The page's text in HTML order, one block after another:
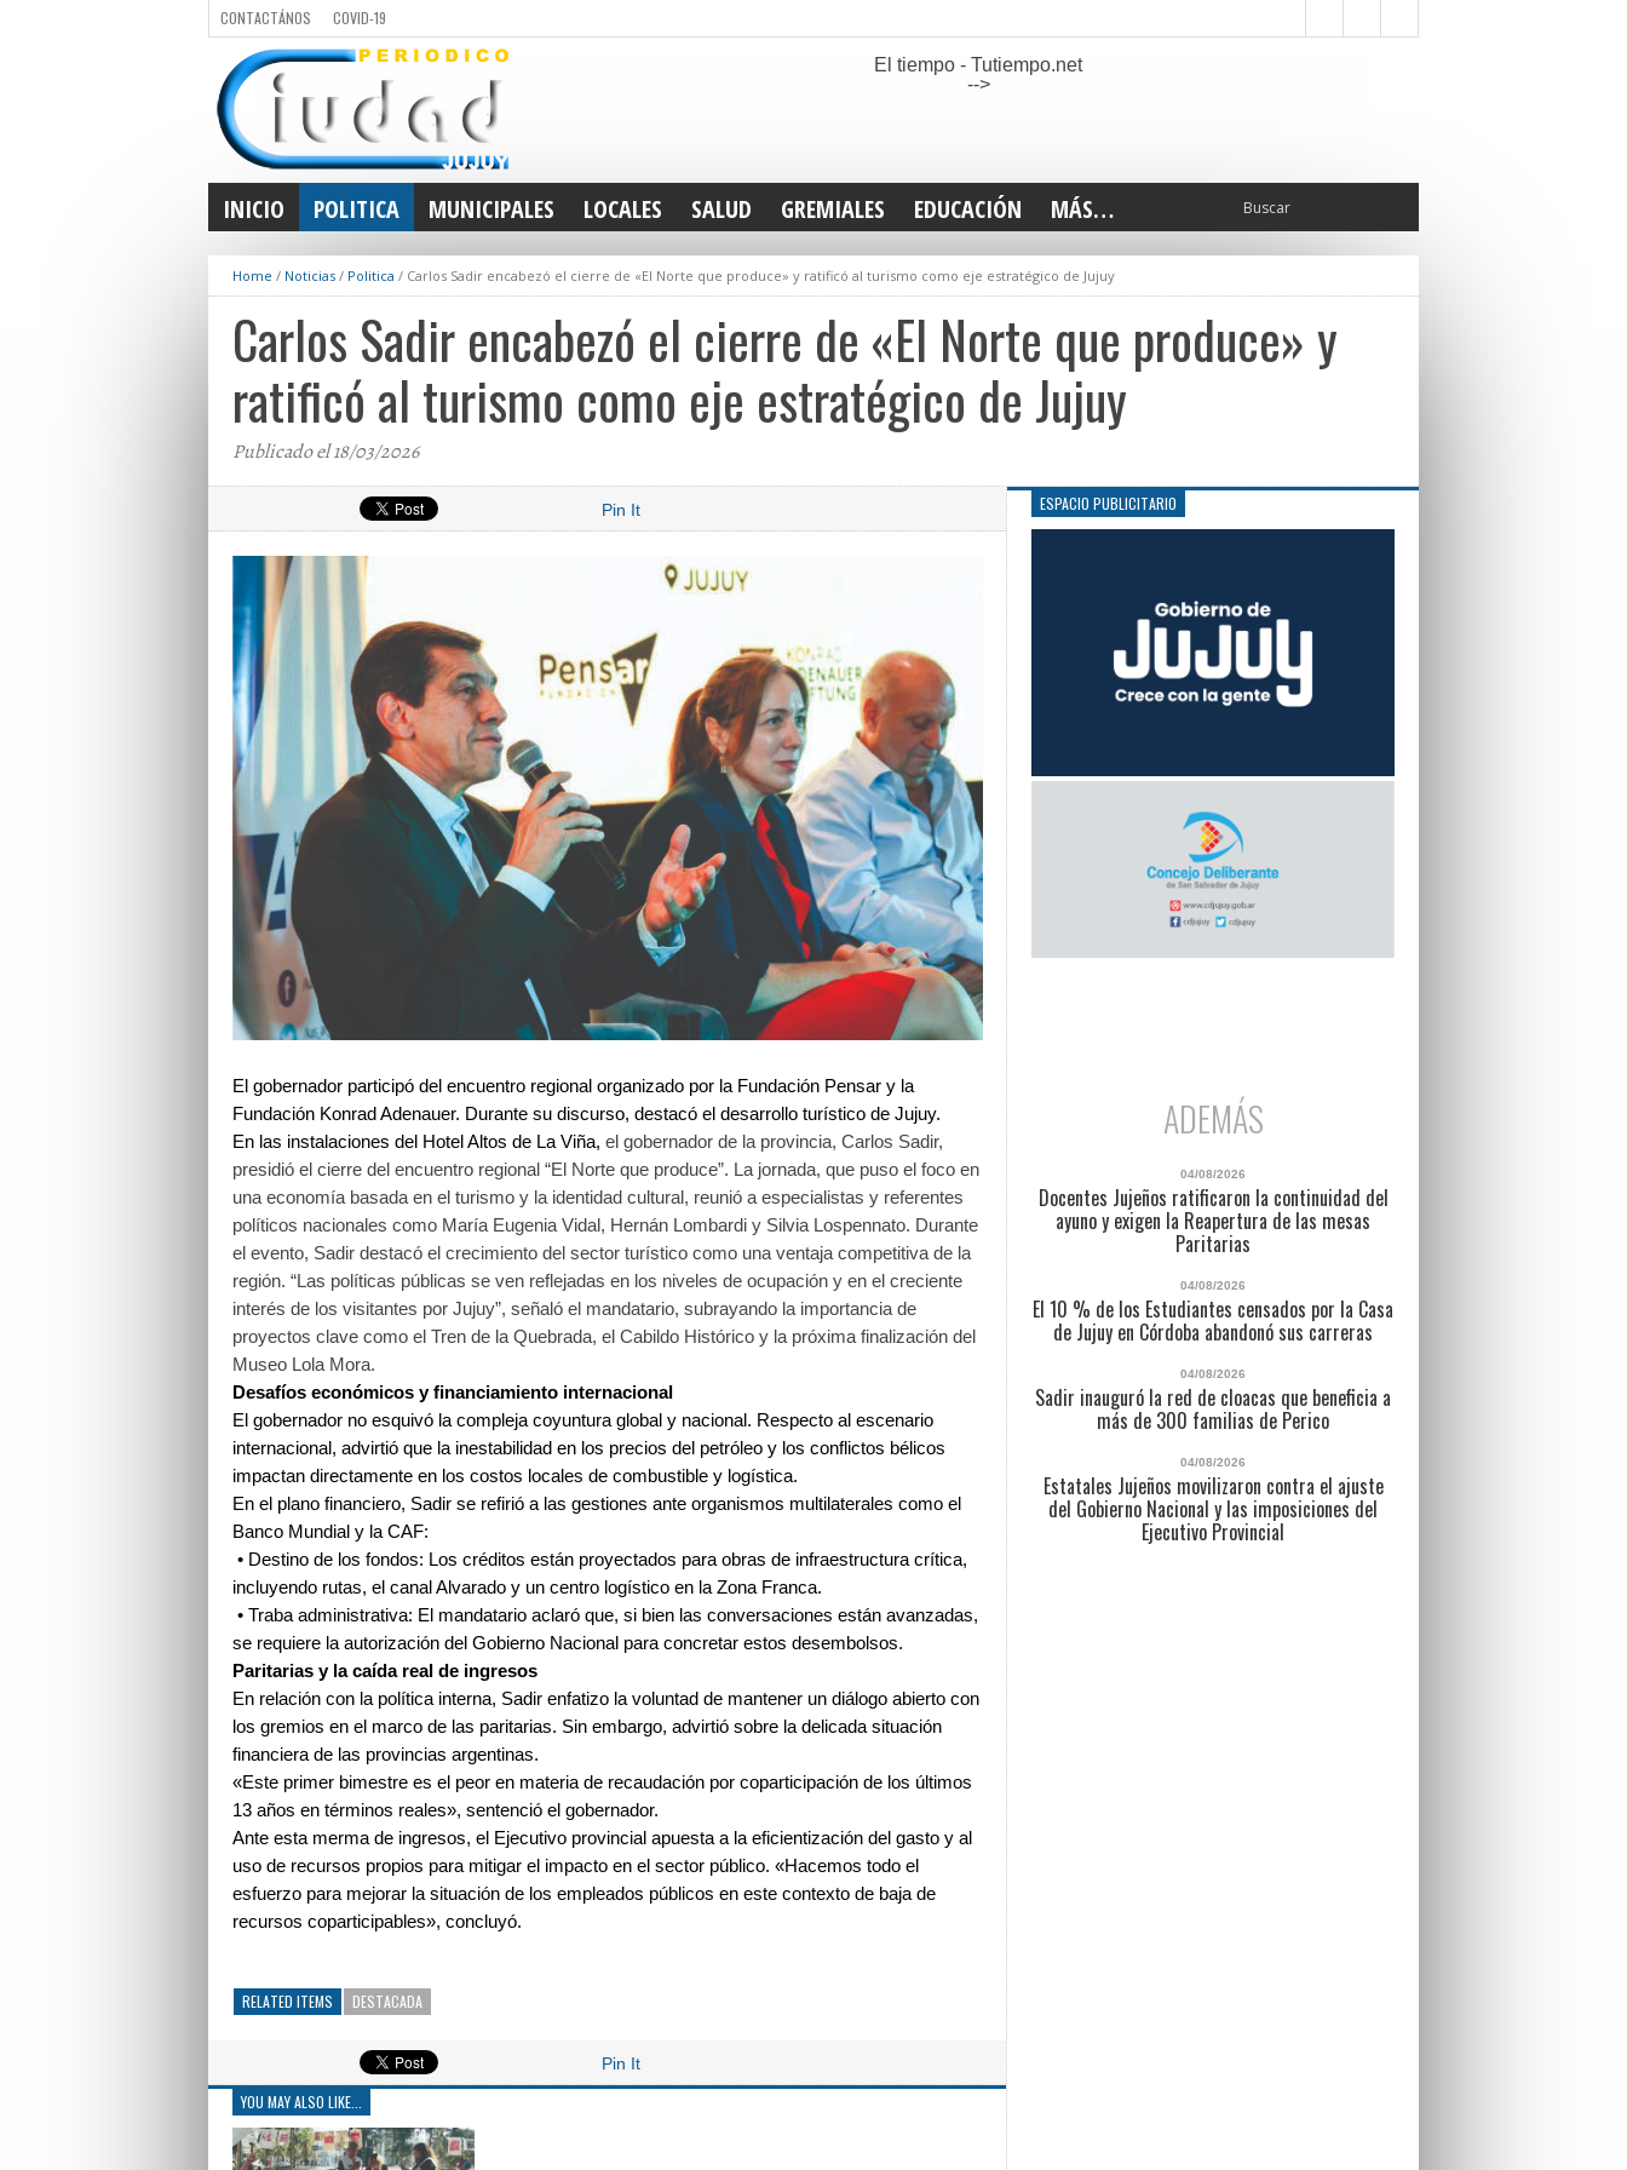
CONTACTÁNOS COVID-19
El tiempo - Tutiempo.net
-->
INICIO POLITICA MUNICIPALES LOCALES SALUD GREMIALES EDUCACIÓN MÁS…
INTERIOR
DEPORTES
ELECCIONES 2025
LEGISLATIVO
TURISMO
CULTURA
Home / Noticias / Politica / Carlos Sadir encabezó el cierre de «El Norte que produce» y ratificó al turismo como eje estratégico de Jujuy
Carlos Sadir encabezó el cierre de «El Norte que produce» y
ratificó al turismo como eje estratégico de Jujuy
Publicado el 18/03/2026
Pin It
El gobernador participó del encuentro regional organizado por la Fundación Pensar y la
Fundación Konrad Adenauer. Durante su discurso, destacó el desarrollo turístico de Jujuy.
En las instalaciones del Hotel Altos de La Viña, el gobernador de la provincia, Carlos Sadir,
presidió el cierre del encuentro regional “El Norte que produce”. La jornada, que puso el foco en
una economía basada en el turismo y la identidad cultural, reunió a especialistas y referentes
políticos nacionales como María Eugenia Vidal, Hernán Lombardi y Silvia Lospennato. Durante
el evento, Sadir destacó el crecimiento del sector turístico como una ventaja competitiva de la
región. “Las políticas públicas se ven reflejadas en los niveles de ocupación y en el creciente
interés de los visitantes por Jujuy”, señaló el mandatario, subrayando la importancia de
proyectos clave como el Tren de la Quebrada, el Cabildo Histórico y la próxima finalización del
Museo Lola Mora.
Desafíos económicos y financiamiento internacional
El gobernador no esquivó la compleja coyuntura global y nacional. Respecto al escenario
internacional, advirtió que la inestabilidad en los precios del petróleo y los conflictos bélicos
impactan directamente en los costos locales de combustible y logística.
En el plano financiero, Sadir se refirió a las gestiones ante organismos multilaterales como el
Banco Mundial y la CAF:
• Destino de los fondos: Los créditos están proyectados para obras de infraestructura crítica,
incluyendo rutas, el canal Alvarado y un centro logístico en la Zona Franca.
• Traba administrativa: El mandatario aclaró que, si bien las conversaciones están avanzadas,
se requiere la autorización del Gobierno Nacional para concretar estos desembolsos.
Paritarias y la caída real de ingresos
En relación con la política interna, Sadir enfatizo la voluntad de mantener un diálogo abierto con
los gremios en el marco de las paritarias. Sin embargo, advirtió sobre la delicada situación
financiera de las provincias argentinas.
«Este primer bimestre es el peor en materia de recaudación por coparticipación de los últimos
13 años en términos reales», sentenció el gobernador.
Ante esta merma de ingresos, el Ejecutivo provincial apuesta a la eficientización del gasto y al
uso de recursos propios para mitigar el impacto en el sector público. «Hacemos todo el
esfuerzo para mejorar la situación de los empleados públicos en este contexto de baja de
recursos coparticipables», concluyó.
RELATED ITEMS DESTACADA
Pin It
YOU MAY ALSO LIKE...
ESPACIO PUBLICITARIO
ADEMÁS
04/08/2026
Docentes Jujeños ratificaron la continuidad del
ayuno y exigen la Reapertura de las mesas
Paritarias
04/08/2026
El 10 % de los Estudiantes censados por la Casa
de Jujuy en Córdoba abandonó sus carreras
04/08/2026
Sadir inauguró la red de cloacas que beneficia a
más de 300 familias de Perico
04/08/2026
Estatales Jujeños movilizaron contra el ajuste
del Gobierno Nacional y las imposiciones del
Ejecutivo Provincial